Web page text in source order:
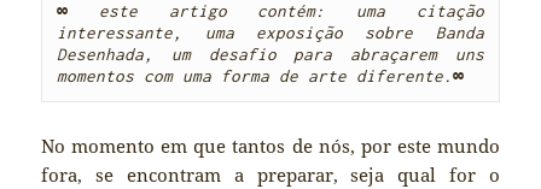
∞
este artigo contém: uma citação
interessante, uma exposição sobre Banda
Desenhada, um desafio para abraçarem uns
momentos com uma forma de arte diferente.∞
No momento em que tantos de nós, por este mundo
fora, se encontram a preparar, seja qual for o